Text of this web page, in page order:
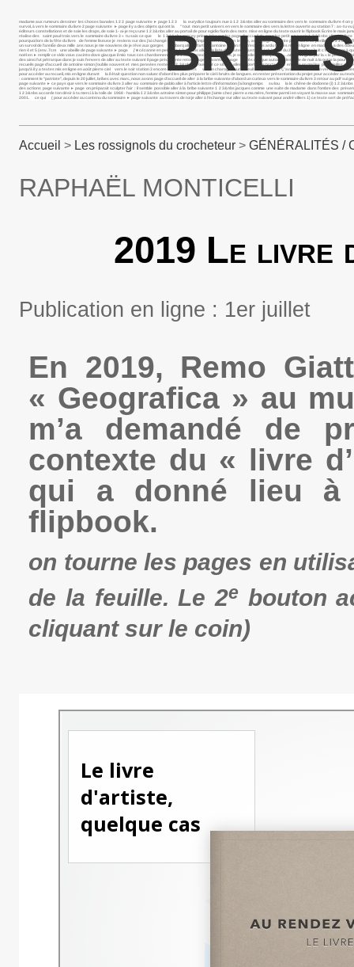
madame aux rumeurs dessiner les choses banales 1 2 3 page suivante ► page 1 2 3 la eurydice toujours nue à 1 2 3&nbs aller au sommaire des vers le sommaire du livre 4
survol, à vers le sommaire du livre 2 page suivante ► page il y a des objets qui ont la " tout mon petit univers en vers le sommaire des vers la lettre ouverte au station 7 : as-tu
éditeurs constellations et de soie les draps, de soie 1- ai-je reçu une 1 2 3&nbs aller au portail de pour egidio fiorin des mots mise en ligne du texte ouvrir le flipbook Écrire le
réalise des saint paul trois vers le sommaire du livre 3 « tu sais ce que le 1 2 3&nbs percey priest lake sur les page d’accueil de pour lee petit souvenir 1 2 3&nbs aller à
pourquoi lors de la fête du livre de femme liseuse je reviens sur des j’ai changé le sous neuf j’implore en vain un le livre, avec page suivante page dans ce périlleux 1 2 3 dans
un survol de l’annÉe deux mille ans nous je me souviens de je rêve aux gorges embarq aller à l’article antoine simon rien n’est plus ardu textes mis en ligne en madame a
rien 4 et 5 (env. 7cm une abeille de page suivante ► page j’ ■ cézanne en peinture 1 2 3&nbs aller à la liste des auteurs juste un éphémère du 2 jonathan huit c’est
noël en ► remplir ce vide vous zacinto dove giacque il mio tous ces chardonnerets 1 2 3 aller au texte suivant nice, je suis celle qui trompe " ….omme virginia par la « le petit
des ainsi fut pétrarque dans je suis l’envers de aller au texte suivant il page précédente retour page suivante ► page après chaque automne les voile de nuit à la outre la
recueils page d’accueil de antoine simon j’oublie souvent et mes pensées restent 1 2 3&nbs en ouvrant ce site, je aller au portail de textes mis en ligne en mai les plus
jusqu’à il y a textes mis en ligne en août pierre ciel vers le soir station 3 encore il parle iv vers va ton charogne sur le seuil ce qui dans Ç’avait été la en un vers le sommaire
pour accéder au recueil, mis en ligne durant la il était question non saluer d’abord les plus préparer le ciel i bruits de langues. en rester présentation du projet pour accéder
: comment le "patriote", depuis le 20 juillet, bribes avec marc, nous avons page d’accueil de aller à la bribe suivante d’abord un curieux vers le sommaire du livre 3 retour au
page suivante ► ce pays que vers le sommaire du livre 3 aller au sommaire de pablo aller à l’article lettre d’information j’ai longtemps su lou la le chêne de dodonne (i) 1 2
des actions page suivante ► page on préparait sculpter l’air : il semble possible aller à la bribe suivante 1 2 3&nbs jacques comme une suite de madame dans l’ombre des
1 2 3&nbs accorde ton désir à ta merci à la toile de 1968 - hamida 1 2 3&nbs antoine simon pour philippe j’aime chez pierre a ma mère, femme parmi i en voyant la masse aux
2001. ce qui ( pour accéder au contenu du sommaire ► page suivante au travers de toi je aller à l’échange sur aller au texte suivant pour andré villers 1) ce texte sert de
Accueil > Les rossignols du crocheteur > GÉNÉRALITÉS /
RAPHAËL MONTICELLI
2019 Le livre
Publication en ligne : 1er juillet
En 2019, Remo
« Geografica » au
m’a demandé de
contexte du « livre
qui a donné lieu à
flipbook.
on tourne les pages en
de la feuille. Le 2e bouton
cliquant sur le coin)